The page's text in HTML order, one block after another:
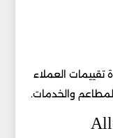
تقييمات العملاء
والخدمات.